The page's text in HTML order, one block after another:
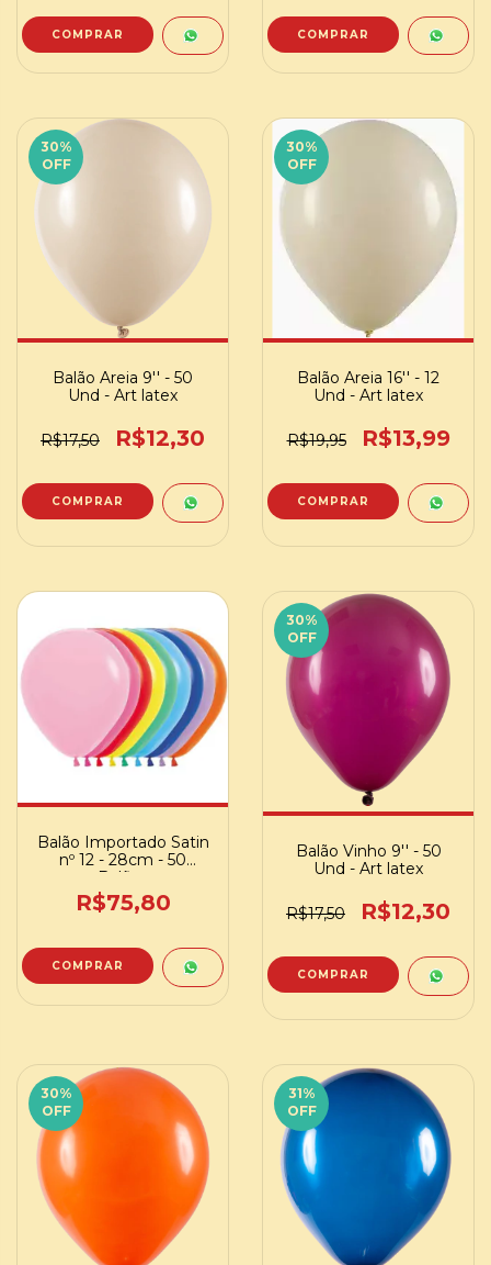
COMPRAR COMPRAR
30%
OFF
Balão Areia 9'' - 50
Und - Art latex
R$17,50 R$12,30
30%
OFF
Balão Areia 16'' - 12
Und - Art latex
R$19,95 R$13,99
Balão Importado Satin
nº 12 - 28cm - 50
Balões
R$75,80
COMPRAR
30%
OFF
Balão Vinho 9'' - 50
Und - Art latex
R$17,50 R$12,30
30%
OFF
31%
OFF